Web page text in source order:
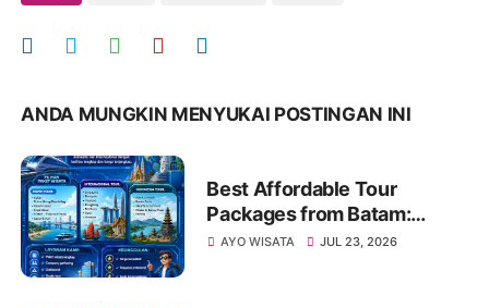
ANDA MUNGKIN MENYUKAI POSTINGAN INI
Best Affordable Tour
Packages from Batam:
Explore Kepri, Indonesia &
AYO WISATA JUL 23, 2026